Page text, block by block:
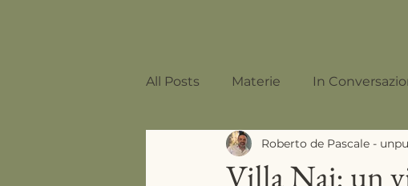
All Posts Materie In
Mixology
Villa Naj: un
Roberto de Pascale -